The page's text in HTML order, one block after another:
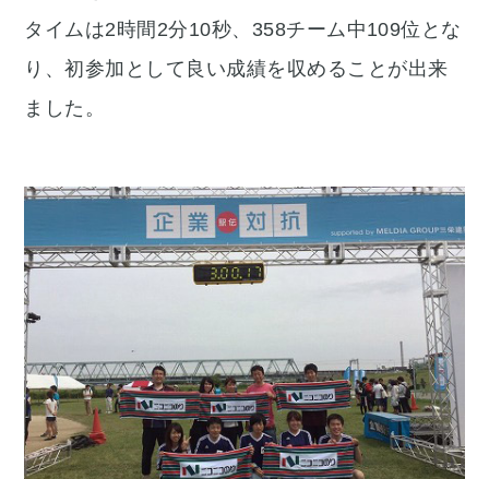
タイムは2時間2分10秒、358チーム中109位とな
り、初参加として良い成績を収めることが出来
ました。